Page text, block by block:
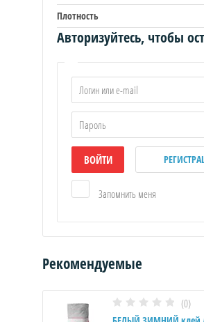
Плотность
Авторизуйтесь, чтобы
ВОЙТИ
Запомнить меня
Рекомендуемые
(0)